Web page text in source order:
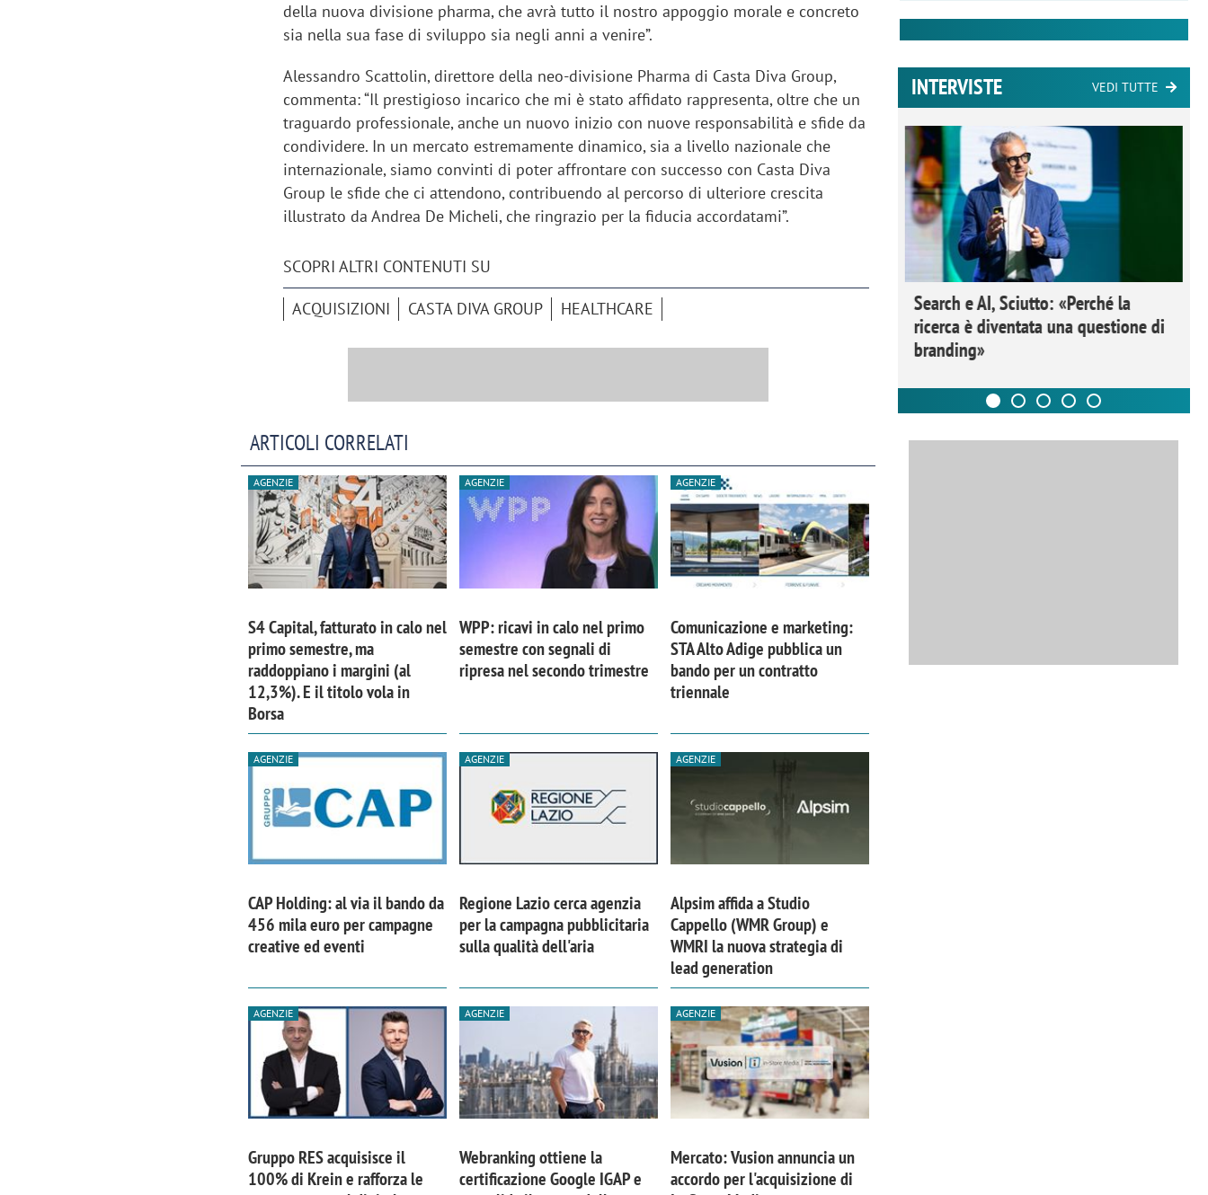
della nuova divisione pharma, che avrà tutto il nostro appoggio morale e concreto
sia nella sua fase di sviluppo sia negli anni a venire”.
Alessandro Scattolin, direttore della neo-divisione Pharma di Casta Diva Group,
commenta: “Il prestigioso incarico che mi è stato affidato rappresenta, oltre che un
traguardo professionale, anche un nuovo inizio con nuove responsabilità e sfide da
condividere. In un mercato estremamente dinamico, sia a livello nazionale che
internazionale, siamo convinti di poter affrontare con successo con Casta Diva
Group le sfide che ci attendono, contribuendo al percorso di ulteriore crescita
illustrato da Andrea De Micheli, che ringrazio per la fiducia accordatami”.
SCOPRI ALTRI CONTENUTI SU
ACQUISIZIONI CASTA DIVA GROUP HEALTHCARE
ARTICOLI CORRELATI
AGENZIE
S4 Capital, fatturato in calo nel
primo semestre, ma
raddoppiano i margini (al
12,3%). E il titolo vola in
Borsa
AGENZIE
WPP: ricavi in calo nel primo
semestre con segnali di
ripresa nel secondo trimestre
AGENZIE
Comunicazione e marketing:
STA Alto Adige pubblica un
bando per un contratto
triennale
AGENZIE
CAP Holding: al via il bando da
456 mila euro per campagne
creative ed eventi
AGENZIE
Regione Lazio cerca agenzia
per la campagna pubblicitaria
sulla qualità dell'aria
AGENZIE
Alpsim affida a Studio
Cappello (WMR Group) e
WMRI la nuova strategia di
lead generation
AGENZIE
Gruppo RES acquisisce il
100% di Krein e rafforza le
AGENZIE
Webranking ottiene la
certificazione Google IGAP e
AGENZIE
Mercato: Vusion annuncia un
accordo per l'acquisizione di
INTERVISTE VEDI TUTTE
comunicazione crea un brand food:
Emanuele Viora di Deloitte Digital:
«La creatività resta centrale, l’AI deve
amplificare il talento»
Ricerche di mercato. Neri, Ipsos
Doxa: «Non basta più descrivere i
fenomeni: bisogna comprenderli e
tradurli in azioni»
Search e AI, Sciutto: «Perché la
ricerca è diventata una questione di
branding»